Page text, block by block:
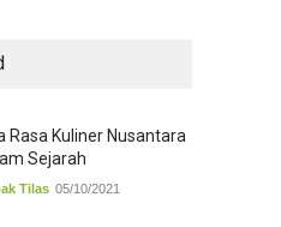
Rasa Kuliner Nusantara
Sejarah
Tilas 05/10/2021